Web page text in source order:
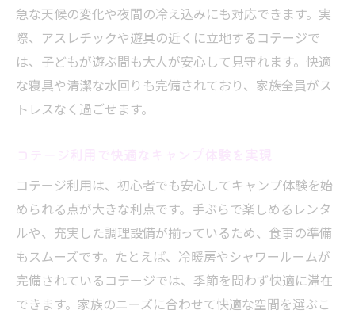
急な天候の変化や夜間の冷え込みにも対応できます。実
際、アスレチックや遊具の近くに立地するコテージで
は、子どもが遊ぶ間も大人が安心して見守れます。快適
な寝具や清潔な水回りも完備されており、家族全員がス
トレスなく過ごせます。
コテージ利用は、初心者でも安心してキャンプ体験を始
められる点が大きな利点です。手ぶらで楽しめるレンタ
ルや、充実した調理設備が揃っているため、食事の準備
もスムーズです。たとえば、冷暖房やシャワールームが
完備されているコテージでは、季節を問わず快適に滞在
できます。家族のニーズに合わせて快適な空間を選ぶこ